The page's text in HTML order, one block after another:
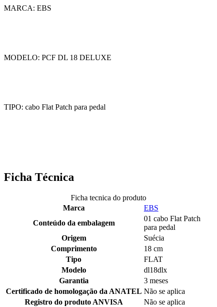
MARCA: EBS
MODELO: PCF DL 18 DELUXE
TIPO: cabo Flat Patch para pedal
Ficha Técnica
Ficha tecnica do produto
Marca
EBS
Conteúdo da embalagem
01 cabo Flat Patch
para pedal
Origem
Suécia
Comprimento
18 cm
Tipo
FLAT
Modelo
dl18dlx
Garantia
3 meses
Certificado de homologação da ANATEL Não se aplica
Registro do produto ANVISA
Não se aplica